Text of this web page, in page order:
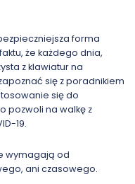
forma
że każdego dnia,
z klawiatur na
się z poradnikiem
się do
pozwoli na walkę z
19.
wymagają od
ani czasowego.